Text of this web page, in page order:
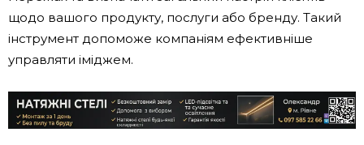
щодо вашого продукту, послуги або бренду. Такий
інструмент допоможе компаніям ефективніше
управляти іміджем.